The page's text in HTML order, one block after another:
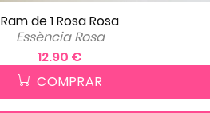
Ram de 1 Rosa Rosa
Essència Rosa
12.90 €
COMPRAR